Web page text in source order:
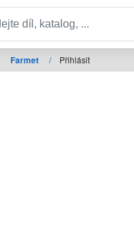
Farmet / Přihlásit